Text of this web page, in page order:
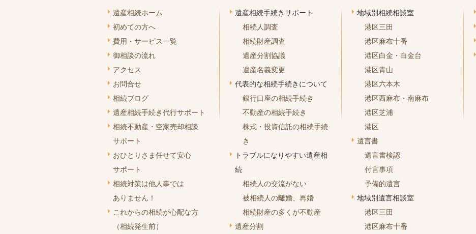
遺産相続ホーム
初めての方へ
費用・サービス一覧
御相談の流れ
アクセス
お問合せ
相続ブログ
遺産相続手続き代行サポート
相続不動産・空家売却相談
サポート
おひとりさま任せて安心
サポート
相続対策は他人事では
ありません！
これからの相続が心配な方
（相続発生前）
遺産相続手続きサポート
相続人調査
相続財産調査
遺産分割協議
遺産名義変更
代表的な相続手続きについて
銀行口座の相続手続き
不動産の相続手続き
株式・投資信託の相続手続
き
トラブルになりやすい遺産相
続
相続人の交流がない
被相続人の離婚、再婚
相続財産の多くが不動産
遺産分割
地域別相続相談室
港区三田
港区麻布十番
港区白金・白金台
港区青山
港区六本木
港区西麻布・南麻布
港区芝浦
港区
遺言書
遺言書検認
付言事項
予備的遺言
地域別遺言相談室
港区三田
港区麻布十番